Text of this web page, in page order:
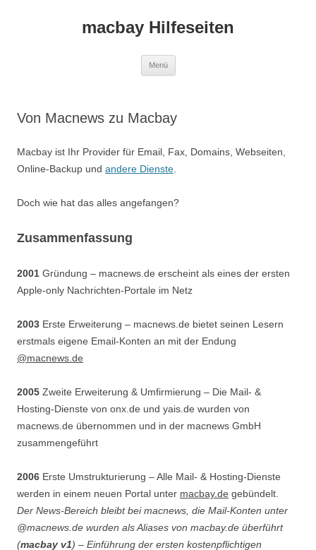
macbay Hilfeseiten
Menü
Von Macnews zu Macbay
Macbay ist Ihr Provider für Email, Fax, Domains, Webseiten,
Online-Backup und andere Dienste
Doch wie hat das alles angefangen?
Zusammenfassung
2001 Gründung – macnews.de erscheint als eines der ersten
Apple-only Nachrichten-Portale im Netz
2003 Erste Erweiterung – macnews.de bietet seinen Lesern
erstmals eigene Email-Konten an mit der Endung
@macnews.de
2005 Zweite Erweiterung & Umfirmierung – Die Mail- &
Hosting-Dienste von onx.de und yais.de wurden von
macnews.de übernommen und in der macnews GmbH
zusammengeführt
2006 Erste Umstrukturierung – Alle Mail- & Hosting-Dienste
werden in einem neuen Portal unter macbay.de gebündelt.
Der News-Bereich bleibt bei macnews, die Mail-Konten unter
@macnews.de wurden als Aliases von macbay.de überführt
(macbay v1) – Einführung der ersten kostenpflichtigen